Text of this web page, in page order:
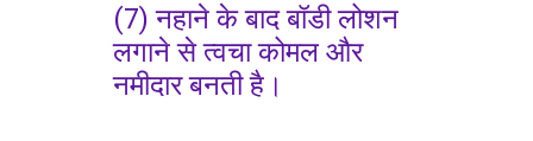
(7) नहाने के बाद बॉडी लोशन
लगाने से त्वचा कोमल और
नमीदार बनती है।